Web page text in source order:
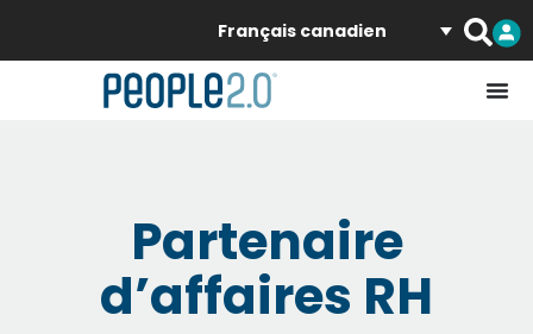
Français canadien
Partenaire
d’affaires RH